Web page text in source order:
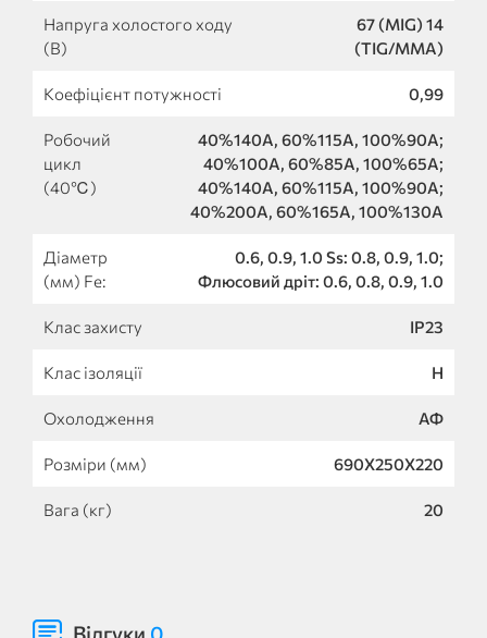
Напруга холостого ходу
(В)
67 (MIG) 14
(TIG/MMA)
Коефіцієнт потужності 0,99
Робочий
цикл
(40℃)
40%140A, 60%115A, 100%90A;
40%100A, 60%85A, 100%65A;
40%140A, 60%115A, 100%90A;
40%200A, 60%165A, 100%130A
Діаметр
(мм) Fe:
0.6, 0.9, 1.0 Ss: 0.8, 0.9, 1.0;
Флюсовий дріт: 0.6, 0.8, 0.9, 1.0
Клас захисту IP23
Клас ізоляції H
Охолодження АФ
Розміри (мм) 690X250X220
Вага (кг) 20